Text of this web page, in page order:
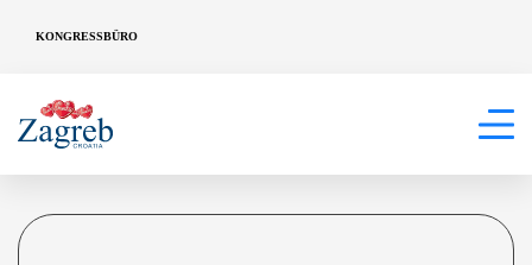
KONGRESSBÜRO